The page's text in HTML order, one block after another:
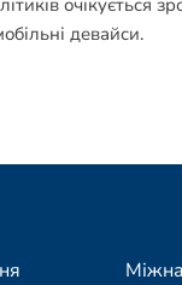
очікується
девайси.